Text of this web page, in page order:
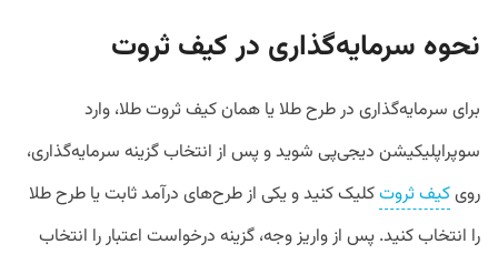
نحوه سرمایه‌گذاری در کیف ثروت
برای سرمایه‌گذاری در طرح طلا یا همان کیف ثروت طلا، وارد
سوپراپلیکیشن دیجی‌پی شوید و پس از انتخاب گزینه سرمایه‌گذاری،
رویکیف ثروتکلیک کنید و یکی از طرح‌های درآمد ثابت یا طرح طلا
را انتخاب کنید. پس از واریز وجه، گزینه درخواست اعتبار را انتخاب